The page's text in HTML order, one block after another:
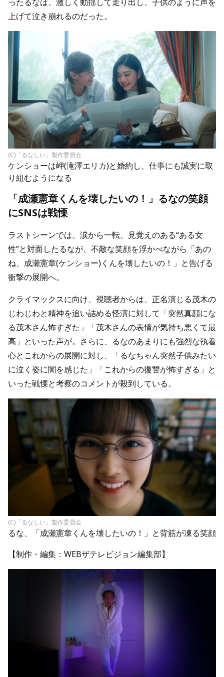
上げて泣き崩れるのだった。
(C)「るなしい」製作委員会
ケンショーは岬(滝澤エリカ)と婚約し、仕事にも誠実に取
り組むようになる
「成瀬憲章くんを壊したいの！」るなの笑顔
にSNSは戦慄
ラストシーンでは、涙から一転、見覚えのある“ある女
性”と対面したるなが、不敵な笑顔を浮かべながら「あの
ね、成瀬憲章(ケンショー)くんを壊したいの！」と告げる
衝撃の展開へ。
クライマックスに向け、視聴者からは、正名演じる茂木の
じわじわと精神を追い詰める怪演に対して「突然真顔にな
る茂木さん怖すぎた」「茂木さんの表情が気持ち悪くて最
高」といった声が。さらに、るなのあまりにも強烈な執着
心とこれからの展開に対し、「るなちゃん突然子供みたい
に泣く姿に闇を感じた」「これからの復讐が怖すぎる」と
いった戦慄と考察のコメントが殺到している。
(C)「るなしい」製作委員会
るな、「成瀬憲章くんを壊したいの！」と背筋が凍る笑顔
【制作・編集：WEBザテレビジョン編集部】